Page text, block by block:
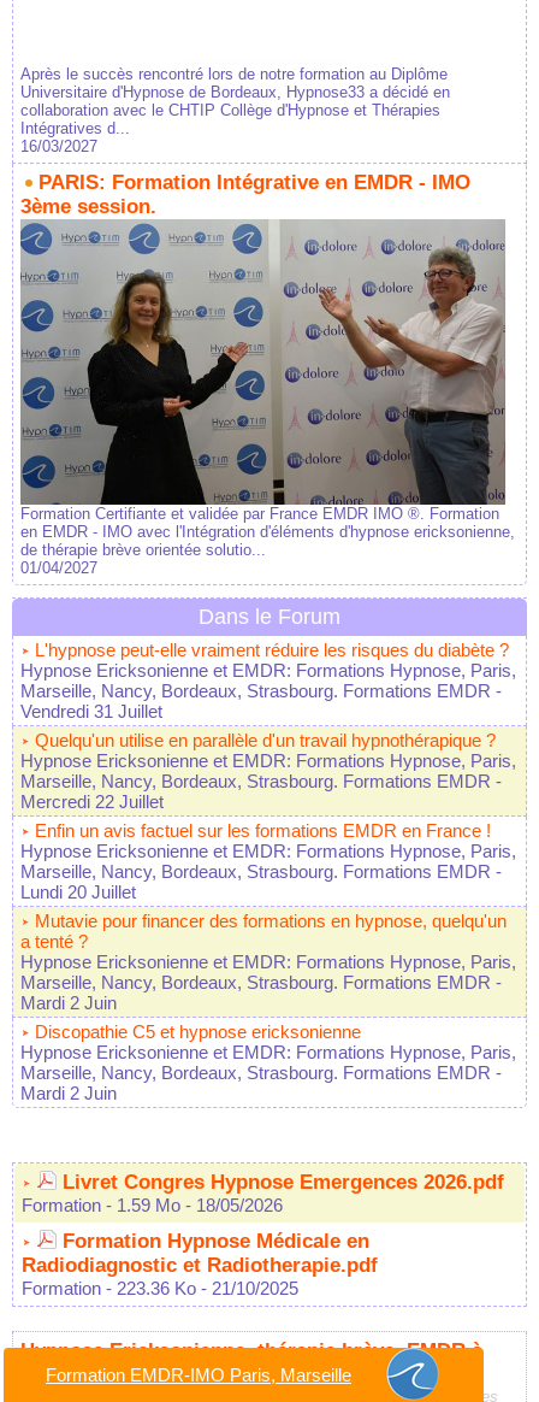
Après le succès rencontré lors de notre formation au Diplôme
Universitaire d'Hypnose de Bordeaux, Hypnose33 a décidé en
collaboration avec le CHTIP Collège d'Hypnose et Thérapies
Intégratives d...
16/03/2027
PARIS: Formation Intégrative en EMDR - IMO
3ème session.
Formation Certifiante et validée par France EMDR IMO ®. Formation
en EMDR - IMO avec l'Intégration d'éléments d'hypnose ericksonienne,
de thérapie brève orientée solutio...
01/04/2027
Dans le Forum
L'hypnose peut-elle vraiment réduire les risques du diabète ?
Hypnose Ericksonienne et EMDR: Formations Hypnose, Paris,
Marseille, Nancy, Bordeaux, Strasbourg. Formations EMDR -
Vendredi 31 Juillet
Quelqu'un utilise en parallèle d'un travail hypnothérapique ?
Hypnose Ericksonienne et EMDR: Formations Hypnose, Paris,
Marseille, Nancy, Bordeaux, Strasbourg. Formations EMDR -
Mercredi 22 Juillet
Enfin un avis factuel sur les formations EMDR en France !
Hypnose Ericksonienne et EMDR: Formations Hypnose, Paris,
Marseille, Nancy, Bordeaux, Strasbourg. Formations EMDR -
Lundi 20 Juillet
Mutavie pour financer des formations en hypnose, quelqu'un
a tenté ?
Hypnose Ericksonienne et EMDR: Formations Hypnose, Paris,
Marseille, Nancy, Bordeaux, Strasbourg. Formations EMDR -
Mardi 2 Juin
Discopathie C5 et hypnose ericksonienne
Hypnose Ericksonienne et EMDR: Formations Hypnose, Paris,
Marseille, Nancy, Bordeaux, Strasbourg. Formations EMDR -
Mardi 2 Juin
Livret Congres Hypnose Emergences 2026.pdf
Formation - 1.59 Mo - 18/05/2026
Formation Hypnose Médicale en
Radiodiagnostic et Radiotherapie.pdf
Formation - 223.36 Ko - 21/10/2025
Hypnose Ericksonienne, thérapie brève, EMDR à
Paris, Marseille dans le reste du Monde
Hypnose Thérapeutique, Médicale, Ericksonienne, Thérapies Brèves
Formation EMDR-IMO Paris, Marseille